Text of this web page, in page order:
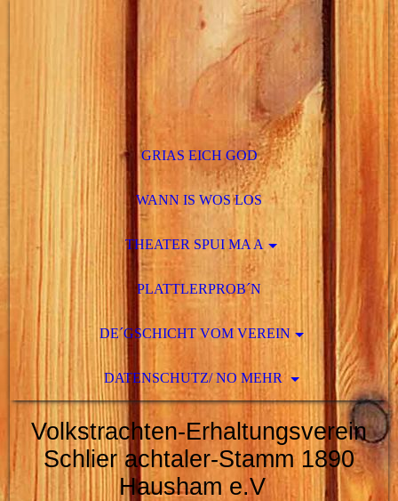
GRIAS EICH GOD
WANN IS WOS LOS
THEATER SPUI MA A
PLATTLERPROB´N
DE´GSCHICHT VOM VEREIN
DATENSCHUTZ/ NO MEHR
Volkstrachten-Erhaltungsverein
Schlier achtaler-Stamm 1890
Hausham e.V